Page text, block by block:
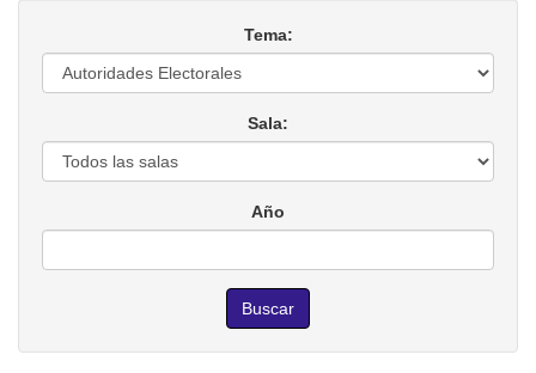
Tema:
Sala:
Año
Buscar